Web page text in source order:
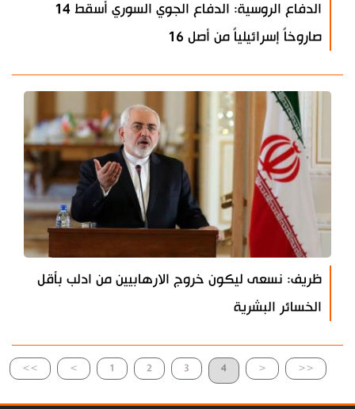
الدفاع الروسية: الدفاع الجوي السوري أسقط 14
صاروخاً إسرائيلياً من أصل 16
ظريف: نسعى ليكون خروج الارهابيين من ادلب بأقل
الخسائر البشرية
>> > 1 2 3 4 < <<